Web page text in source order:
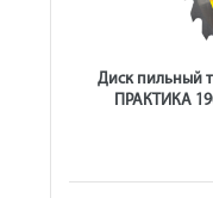
Диск пильный
ПРАКТИКА